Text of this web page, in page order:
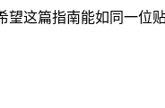
这篇指南能如同一位